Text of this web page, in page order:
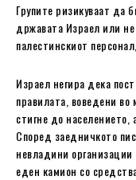
Групите ризикуваат да
државата Израел или
палестинскиот
Израел негира дека
правилата, воведени
стигне до населението,
Според заедничкото
невладини
еден камион со